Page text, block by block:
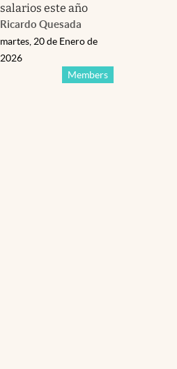
salarios este año
Ricardo Quesada
Members
martes, 20 de Enero de
2026